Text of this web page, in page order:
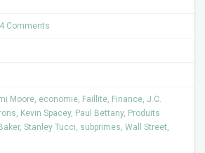
4 Comments
Moore, economie, Faillite, Finance, J.C.
, Kevin Spacey, Paul Bettany, Produits
, Stanley Tucci, subprimes, Wall Street,